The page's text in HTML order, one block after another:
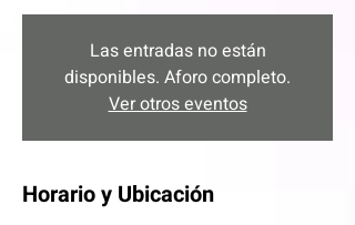
Las entradas no están
disponibles. Aforo completo.
Ver otros eventos
Horario y Ubicación